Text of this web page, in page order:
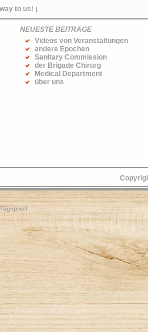
to us!
NEUESTE BEITRÄGE
Videos von Veranstaltungen
andere Epochen
Sanitary Commission
der Brigade Chirurg
Medical Department
über uns